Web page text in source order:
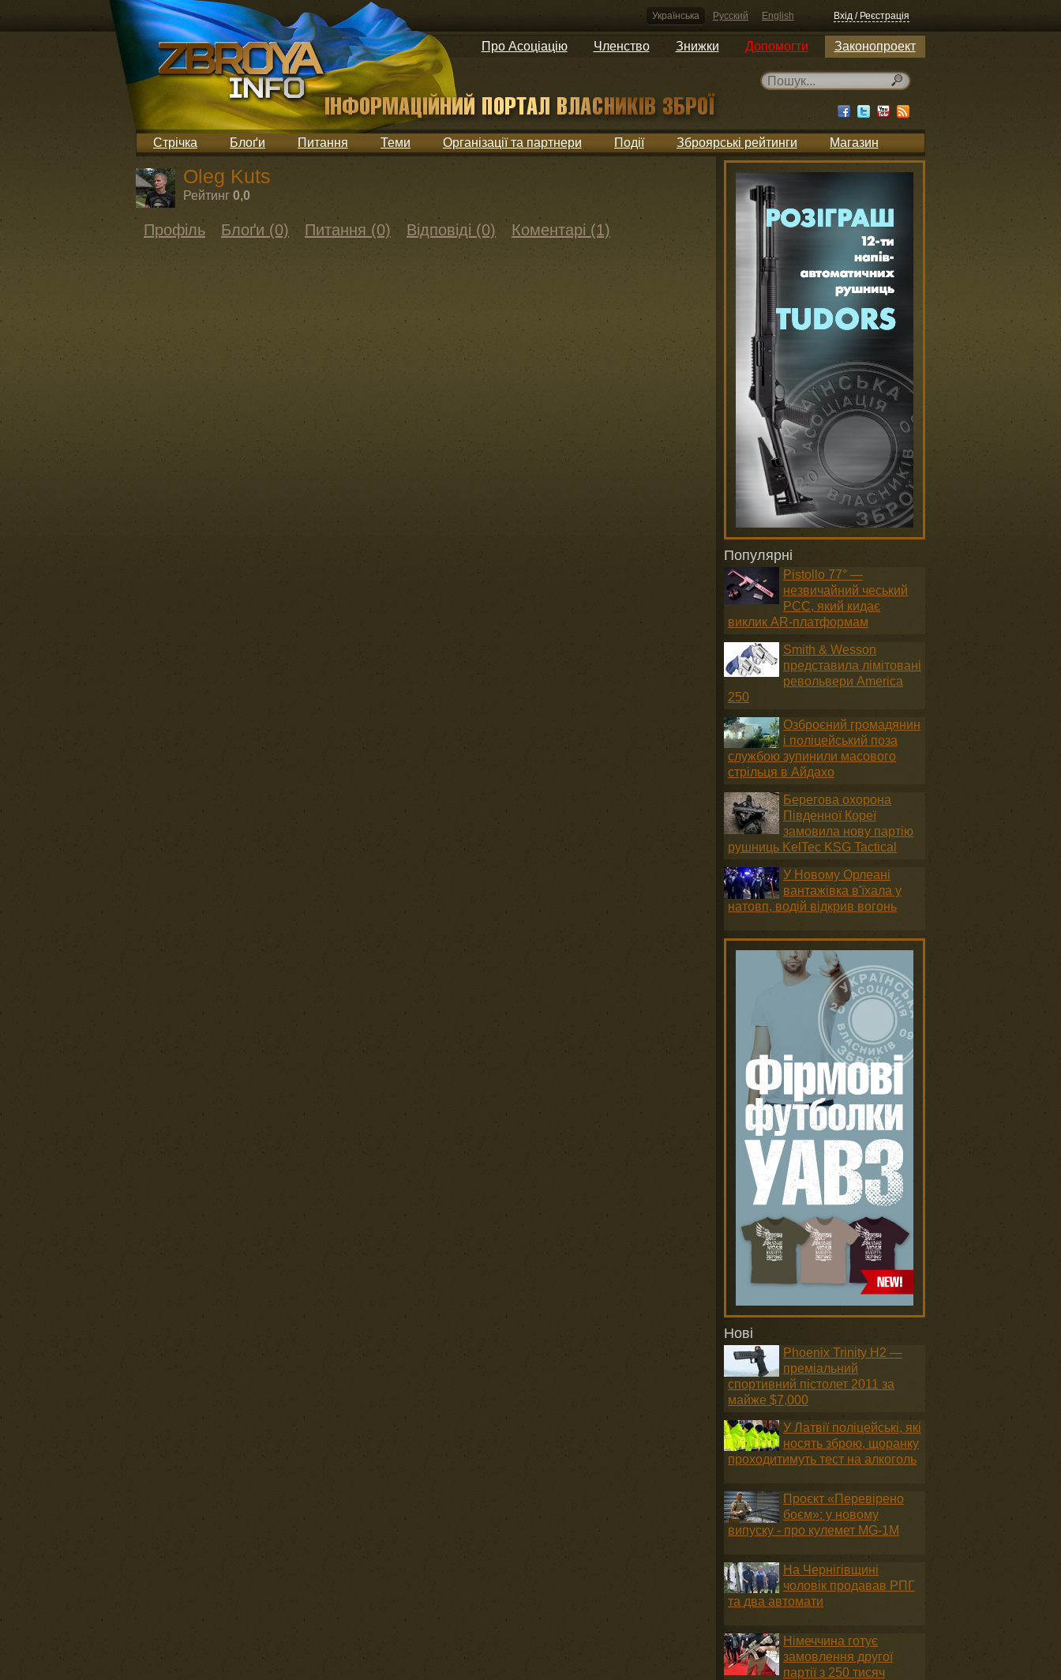
Українська Русский English Вхід / Реєстрація
Про Асоціацію Членство Знижки Допомогти Законопроект
Стрічка Блоґи Питання Теми Організації та партнери Події Зброярські рейтинги Магазин
Oleg Kuts
Рейтинг 0,0
Профіль Блоґи (0) Питання (0) Відповіді (0) Коментарі (1)
Популярні
Pistollo 77° —
незвичайний чеський
PCC, який кидає
виклик AR-платформам
Smith & Wesson
представила лімітовані
револьвери America
250
Озброєний громадянин
і поліцейський поза
службою зупинили масового
стрільця в Айдахо
Берегова охорона
Південної Кореї
замовила нову партію
рушниць KelTec KSG Tactical
У Новому Орлеані
вантажівка в'їхала у
натовп, водій відкрив вогонь
Нові
Phoenix Trinity H2 —
преміальний
спортивний пістолет 2011 за
майже $7,000
У Латвії поліцейські, які
носять зброю, щоранку
проходитимуть тест на алкоголь
Проєкт «Перевірено
боєм»: у новому
випуску - про кулемет MG-1М
На Чернігівщині
чоловік продавав РПГ
та два автомати
Німеччина готує
замовлення другої
партії з 250 тисяч